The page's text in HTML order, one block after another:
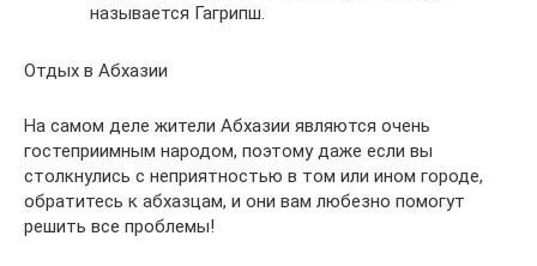
называется Гагрипш.
Отдых в Абхазии
На самом деле жители Абхазии являются очень
гостеприимным народом, поэтому даже если вы
столкнулись с неприятностью в том или ином городе,
обратитесь к абхазцам, и они вам любезно помогут
решить все проблемы!